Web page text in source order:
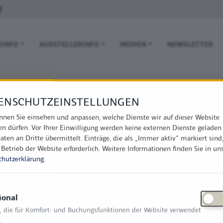
NAVIGATION
AUSSTELLERINFO MEDIEN NEWSLETTER
Sie einsehen und anpassen, welche Dienste wir auf dieser Website
dürfen. Vor Ihrer Einwilligung werden keine externen Dienste
an Dritte übermittelt. Einträge, die als „Immer aktiv" markiert
der Website erforderlich. Weitere Informationen finden Sie in
.
die für Komfort- und Buchungsfunktionen der Website verwendet